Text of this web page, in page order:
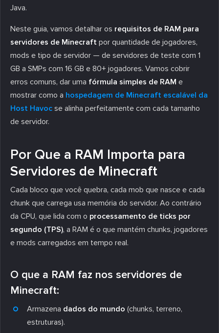
Java.
Neste guia, vamos detalhar os requisitos de RAM para
servidores de Minecraft por quantidade de jogadores,
mods e tipo de servidor — de servidores de teste com 1
GB a SMPs com 16 GB e 80+ jogadores. Vamos cobrir
erros comuns, dar uma fórmula simples de RAM e
mostrar como a hospedagem de Minecraft escalável da
Host Havoc se alinha perfeitamente com cada tamanho
de servidor.
Por Que a RAM Importa para
Servidores de Minecraft
Cada bloco que você quebra, cada mob que nasce e cada
chunk que carrega usa memória do servidor. Ao contrário
da CPU, que lida com o processamento de ticks por
segundo (TPS), a RAM é o que mantém chunks, jogadores
e mods carregados em tempo real.
O que a RAM faz nos servidores de
Minecraft:
Armazena dados do mundo (chunks, terreno,
estruturas).